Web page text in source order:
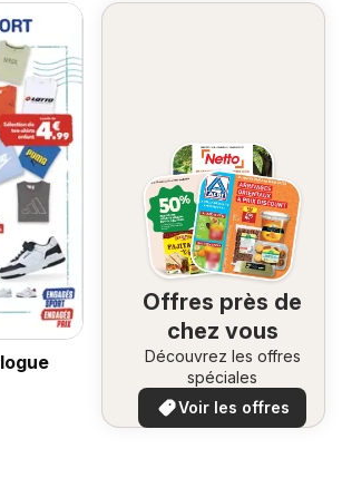
Offres près de
chez vous
Découvrez les offres
spéciales
Voir les offres